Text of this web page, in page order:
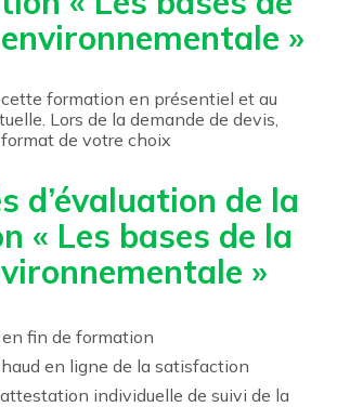
»
formation en présentiel et au
Lors de la demande de devis,
de votre choix
d’évaluation de la
« Les bases de la
»
fin de formation
en ligne de la satisfaction
attestation individuelle de suivi de la